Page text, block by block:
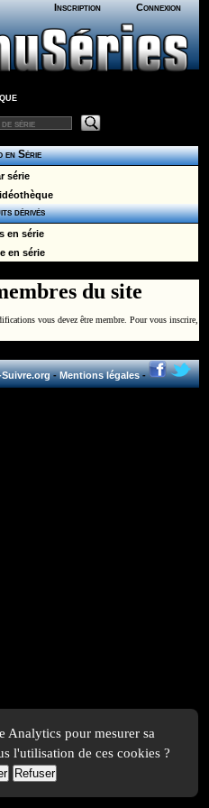
Inscription Connexion
Série
série
dérivés
en série
en série
du site
vous devez être membre. Pour vous inscrire,
Suivre.org-Mentions légales-
Analytics pour mesurer sa
l'utilisation de ces cookies ?
Refuser